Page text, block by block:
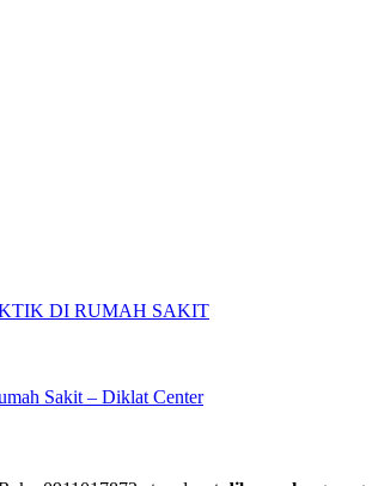
DI RUMAH SAKIT
Sakit – Diklat Center